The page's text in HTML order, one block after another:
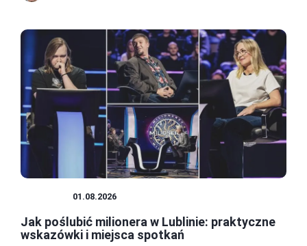
01.08.2026
Jak poślubić milionera w Lublinie: praktyczne
wskazówki i miejsca spotkań